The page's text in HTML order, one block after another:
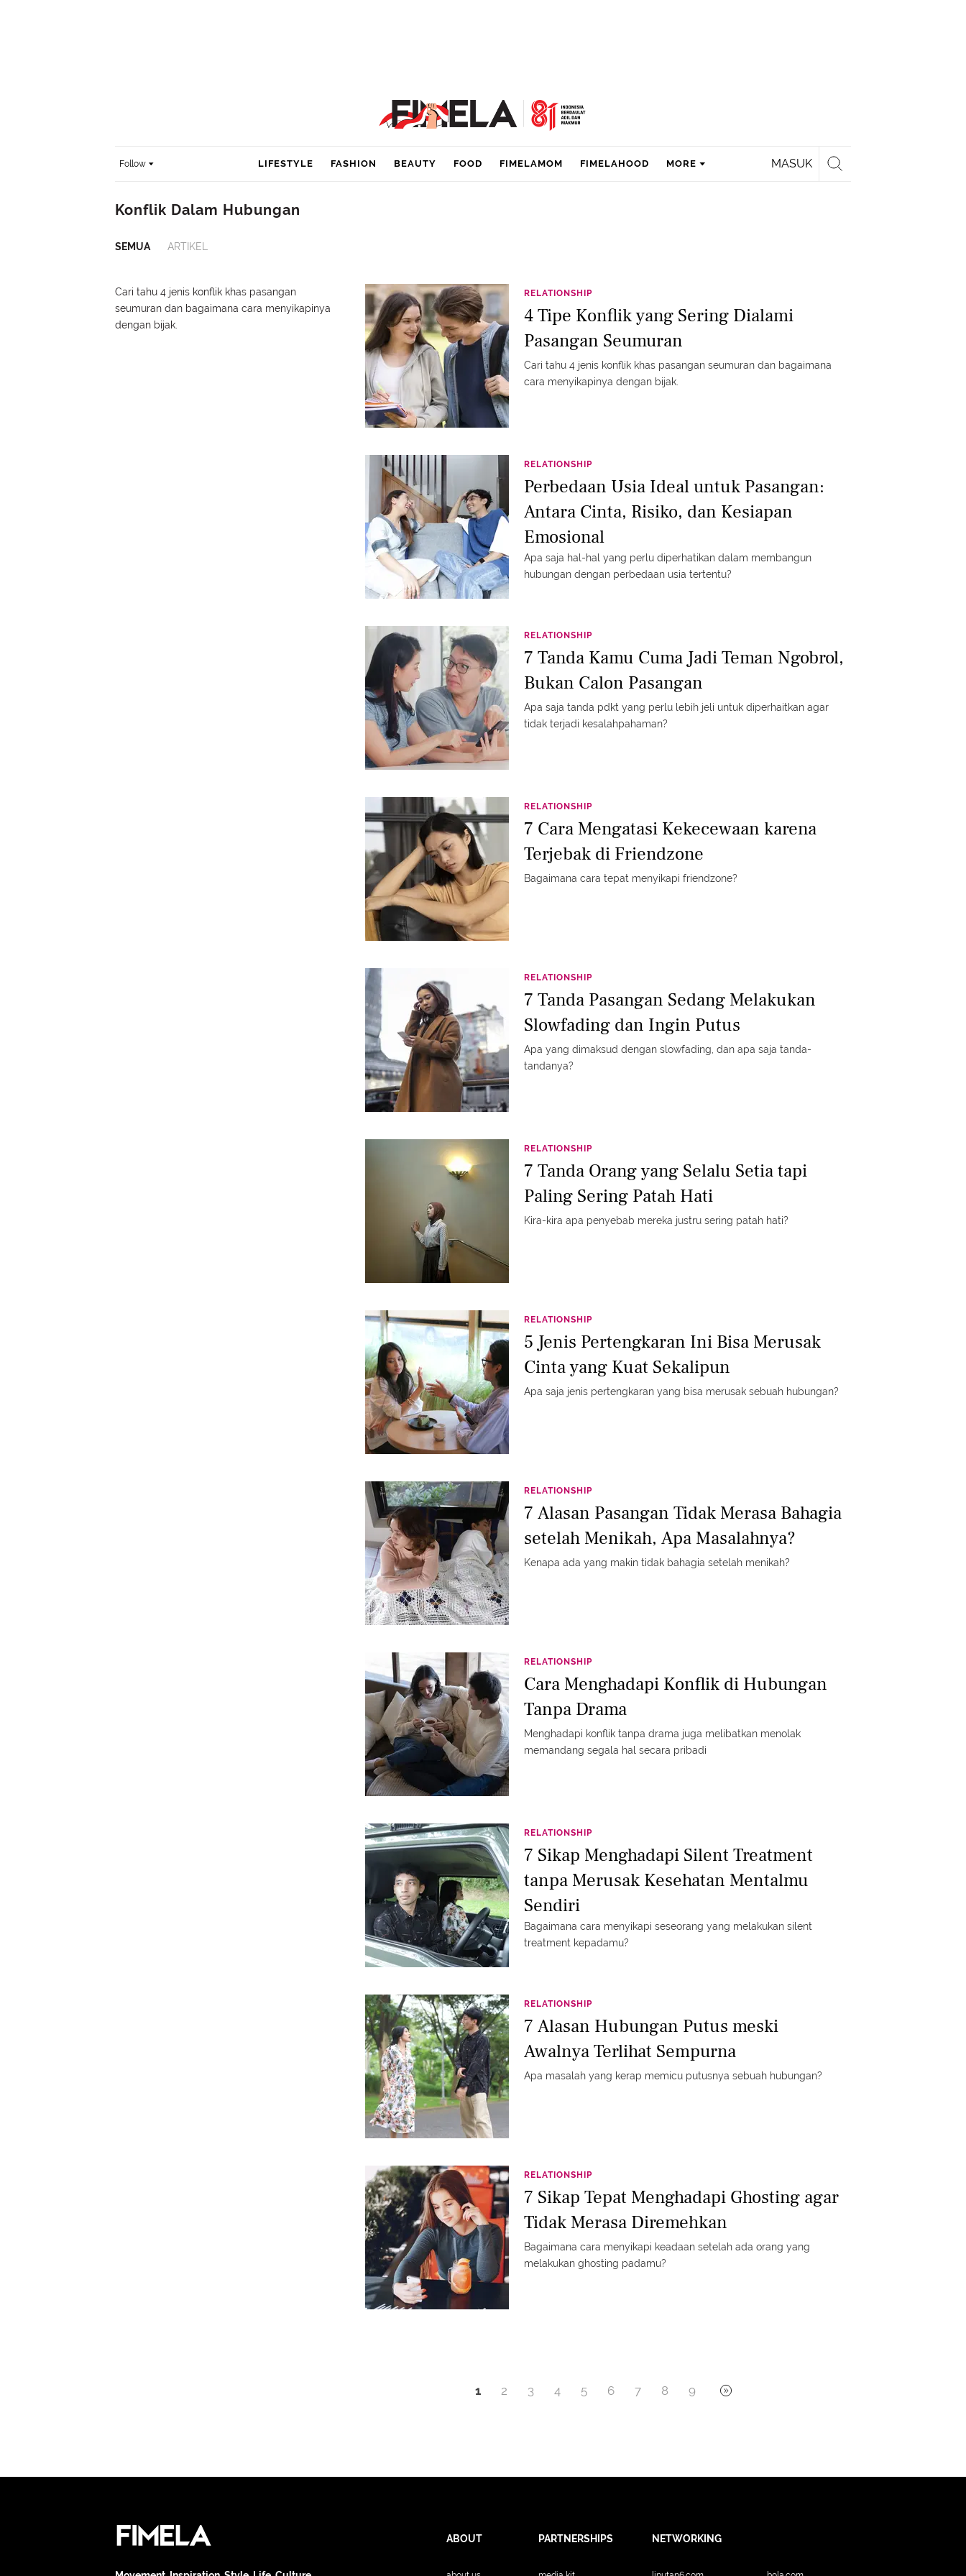
Follow MASUK
LIFESTYLE FASHION BEAUTY FOOD FIMELAMOM FIMELAHOOD MORE
Konflik Dalam Hubungan
SEMUA ARTIKEL
Cari tahu 4 jenis konflik khas pasangan
seumuran dan bagaimana cara menyikapinya
dengan bijak.
RELATIONSHIP
4 Tipe Konflik yang Sering Dialami
Pasangan Seumuran
Cari tahu 4 jenis konflik khas pasangan seumuran dan bagaimana
cara menyikapinya dengan bijak.
RELATIONSHIP
Perbedaan Usia Ideal untuk Pasangan:
Antara Cinta, Risiko, dan Kesiapan
Emosional
Apa saja hal-hal yang perlu diperhatikan dalam membangun
hubungan dengan perbedaan usia tertentu?
RELATIONSHIP
7 Tanda Kamu Cuma Jadi Teman Ngobrol,
Bukan Calon Pasangan
Apa saja tanda pdkt yang perlu lebih jeli untuk diperhaitkan agar
tidak terjadi kesalahpahaman?
RELATIONSHIP
7 Cara Mengatasi Kekecewaan karena
Terjebak di Friendzone
Bagaimana cara tepat menyikapi friendzone?
RELATIONSHIP
7 Tanda Pasangan Sedang Melakukan
Slowfading dan Ingin Putus
Apa yang dimaksud dengan slowfading, dan apa saja tanda-
tandanya?
RELATIONSHIP
7 Tanda Orang yang Selalu Setia tapi
Paling Sering Patah Hati
Kira-kira apa penyebab mereka justru sering patah hati?
RELATIONSHIP
5 Jenis Pertengkaran Ini Bisa Merusak
Cinta yang Kuat Sekalipun
Apa saja jenis pertengkaran yang bisa merusak sebuah hubungan?
RELATIONSHIP
7 Alasan Pasangan Tidak Merasa Bahagia
setelah Menikah, Apa Masalahnya?
Kenapa ada yang makin tidak bahagia setelah menikah?
RELATIONSHIP
Cara Menghadapi Konflik di Hubungan
Tanpa Drama
Menghadapi konflik tanpa drama juga melibatkan menolak
memandang segala hal secara pribadi
RELATIONSHIP
7 Sikap Menghadapi Silent Treatment
tanpa Merusak Kesehatan Mentalmu
Sendiri
Bagaimana cara menyikapi seseorang yang melakukan silent
treatment kepadamu?
RELATIONSHIP
7 Alasan Hubungan Putus meski
Awalnya Terlihat Sempurna
Apa masalah yang kerap memicu putusnya sebuah hubungan?
RELATIONSHIP
7 Sikap Tepat Menghadapi Ghosting agar
Tidak Merasa Diremehkan
Bagaimana cara menyikapi keadaan setelah ada orang yang
melakukan ghosting padamu?
1 2 3 4 5 6 7 8 9
ABOUT PARTNERSHIPS NETWORKING